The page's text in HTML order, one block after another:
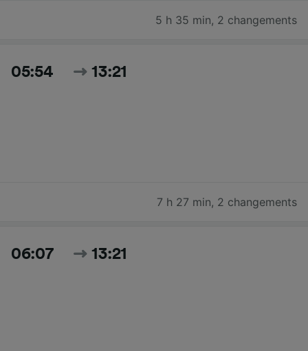
5 h 35 min, 2 changements
05:54 13:21
7 h 27 min, 2 changements
06:07 13:21